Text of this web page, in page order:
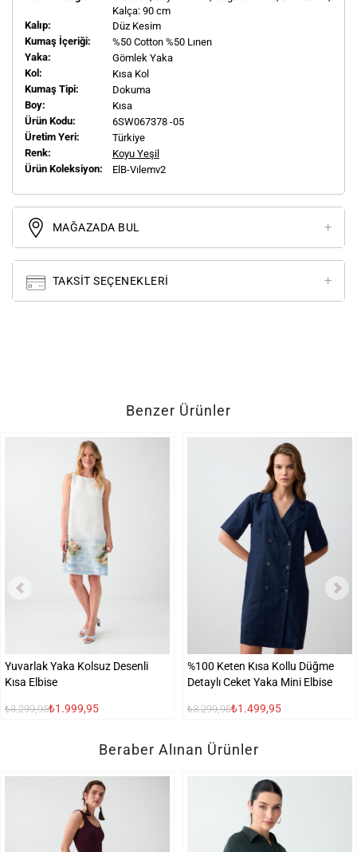
Kalça: 90 cm
Kalıp:
Düz Kesim
Kumaş İçeriği:
%50 Cotton %50 Lınen
Yaka:
Gömlek Yaka
Kol:
Kısa Kol
Kumaş Tipi:
Dokuma
Boy:
Kısa
Ürün Kodu:
6SW067378 -05
Üretim Yeri:
Türkiye
Renk:
Koyu Yeşil
Ürün Koleksiyon:
ElB-Vılemv2
MAĞAZADA BUL
TAKSIT SEÇENEKLERI
Benzer Ürünler
Yuvarlak Yaka Kolsuz Desenli
Kısa Elbise
₺3.299,95₺1.999,95
%100 Keten Kısa Kollu Düğme
Detaylı Ceket Yaka Mini Elbise
₺3.299,95₺1.499,95
Beraber Alınan Ürünler